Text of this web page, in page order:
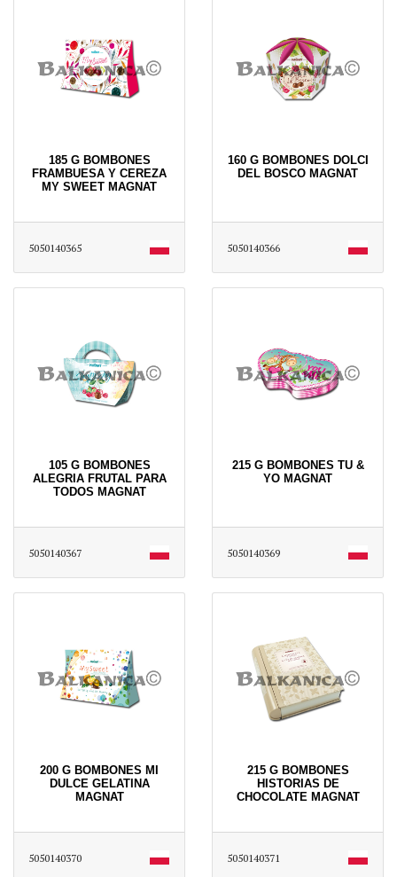
185 G BOMBONES
FRAMBUESA Y CEREZA
MY SWEET MAGNAT
5050140365
160 G BOMBONES DOLCI
DEL BOSCO MAGNAT
5050140366
105 G BOMBONES
ALEGRIA FRUTAL PARA
TODOS MAGNAT
5050140367
215 G BOMBONES TU &
YO MAGNAT
5050140369
200 G BOMBONES MI
DULCE GELATINA
MAGNAT
5050140370
215 G BOMBONES
HISTORIAS DE
CHOCOLATE MAGNAT
5050140371